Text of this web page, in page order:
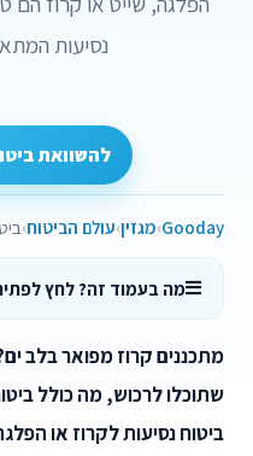
נסיעות
להשוואת
Gooday מגזין עולם הביטוח
מה בעמוד זה? לחץ
מתכננים קרוז מפואר בלב
שתוכלו לרכוש, מה כולל
ביטוח נסיעות לקרוז או